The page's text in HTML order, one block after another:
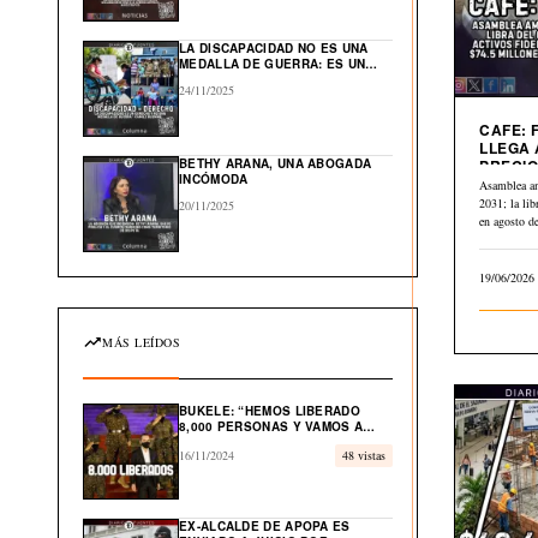
LA DISCAPACIDAD NO ES UNA
MEDALLA DE GUERRA: ES UN
24/11/2025
BETHY ARANA, UNA ABOGADA
INCÓMODA
20/11/2025
MÁS LEÍDOS
BUKELE: “HEMOS LIBERADO
8,000 PERSONAS Y VAMOS A
INOCENTES”
16/11/2024 48 vistas
EX-ALCALDE DE APOPA ES
CAFE:
LLEGA
A $2.84
Asamblea
2031; la
en agosto
19/06/2026